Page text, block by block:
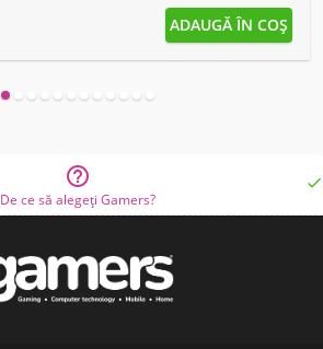

De ce să alegeți Gamers?
